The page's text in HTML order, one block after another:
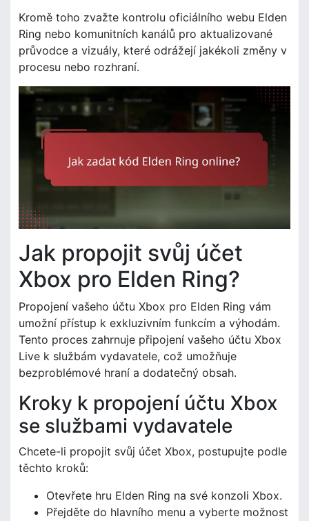
Kromě toho zvažte kontrolu oficiálního webu Elden
Ring nebo komunitních kanálů pro aktualizované
průvodce a vizuály, které odrážejí jakékoli změny v
procesu nebo rozhraní.
Jak propojit svůj účet
Xbox pro Elden Ring?
Propojení vašeho účtu Xbox pro Elden Ring vám
umožní přístup k exkluzivním funkcím a výhodám.
Tento proces zahrnuje připojení vašeho účtu Xbox
Live k službám vydavatele, což umožňuje
bezproblémové hraní a dodatečný obsah.
Kroky k propojení účtu Xbox
se službami vydavatele
Chcete-li propojit svůj účet Xbox, postupujte podle
těchto kroků:
Otevřete hru Elden Ring na své konzoli Xbox.
Přejděte do hlavního menu a vyberte možnost